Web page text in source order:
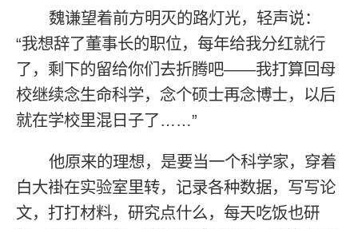
魏谦望着前方明灭的路灯光，轻声说：
“我想辞了董事长的职位，每年给我分红就行
了，剩下的留给你们去折腾吧——我打算回母
校继续念生命科学，念个硕士再念博士，以后
就在学校里混日子了……”
他原来的理想，是要当一个科学家，穿着
白大褂在实验室里转，记录各种数据，写写论
文，打打材料，研究点什么，每天吃饭也研